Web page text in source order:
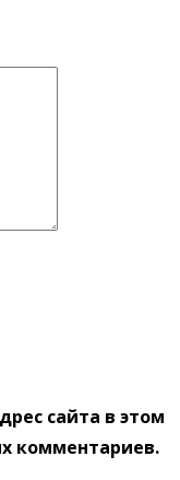
сайта в этом
комментариев.